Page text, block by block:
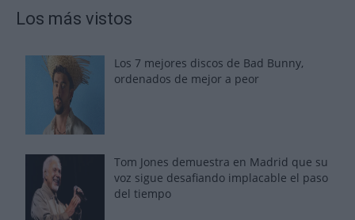
Los más vistos
Los 7 mejores discos de Bad Bunny,
ordenados de mejor a peor
Tom Jones demuestra en Madrid que su
voz sigue desafiando implacable el paso
del tiempo